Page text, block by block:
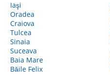
Iaşi
Oradea
Craiova
Tulcea
Sinaia
Suceava
Baia Mare
Băile Felix